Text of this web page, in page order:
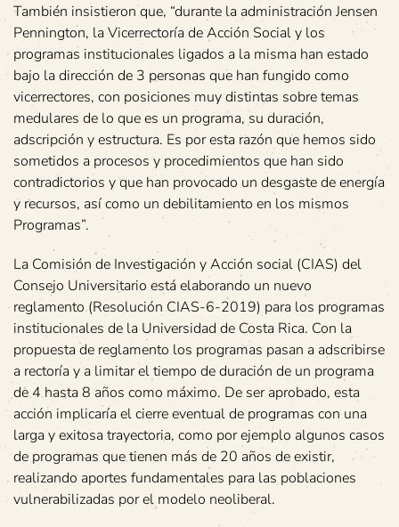
También insistieron que, “durante la administración Jensen
Pennington, la Vicerrectoría de Acción Social y los
programas institucionales ligados a la misma han estado
bajo la dirección de 3 personas que han fungido como
vicerrectores, con posiciones muy distintas sobre temas
medulares de lo que es un programa, su duración,
adscripción y estructura. Es por esta razón que hemos sido
sometidos a procesos y procedimientos que han sido
contradictorios y que han provocado un desgaste de energía
y recursos, así como un debilitamiento en los mismos
Programas”.
La Comisión de Investigación y Acción social (CIAS) del
Consejo Universitario está elaborando un nuevo
reglamento (Resolución CIAS-6-2019) para los programas
institucionales de la Universidad de Costa Rica. Con la
propuesta de reglamento los programas pasan a adscribirse
a rectoría y a limitar el tiempo de duración de un programa
de 4 hasta 8 años como máximo. De ser aprobado, esta
acción implicaría el cierre eventual de programas con una
larga y exitosa trayectoria, como por ejemplo algunos casos
de programas que tienen más de 20 años de existir,
realizando aportes fundamentales para las poblaciones
vulnerabilizadas por el modelo neoliberal.